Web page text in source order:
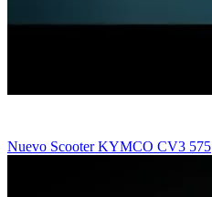
Nuevo Scooter KYMCO CV3 575